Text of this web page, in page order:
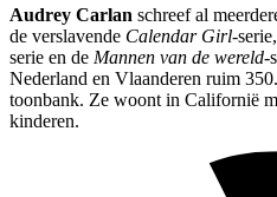
Audrey Carlan schreef al
de verslavende Calendar Girl-
serie en de Mannen van de wereld-
Nederland en Vlaanderen ruim
toonbank. Ze woont in Californië
kinderen.